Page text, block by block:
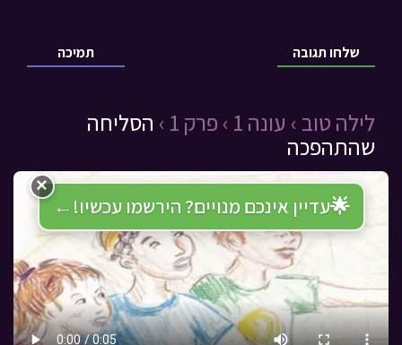
תמיכה שלחו תגובה
לילה טוב › עונה 1 › פרק 1 ›
הסליחה
שהתהפכה
🌟עדיין אינכם מנויים? הירשמו עכשיו! ←
×